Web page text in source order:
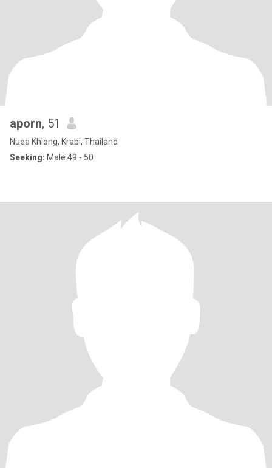
aporn, 51
Nuea Khlong, Krabi, Thailand
Seeking: Male 49 - 50